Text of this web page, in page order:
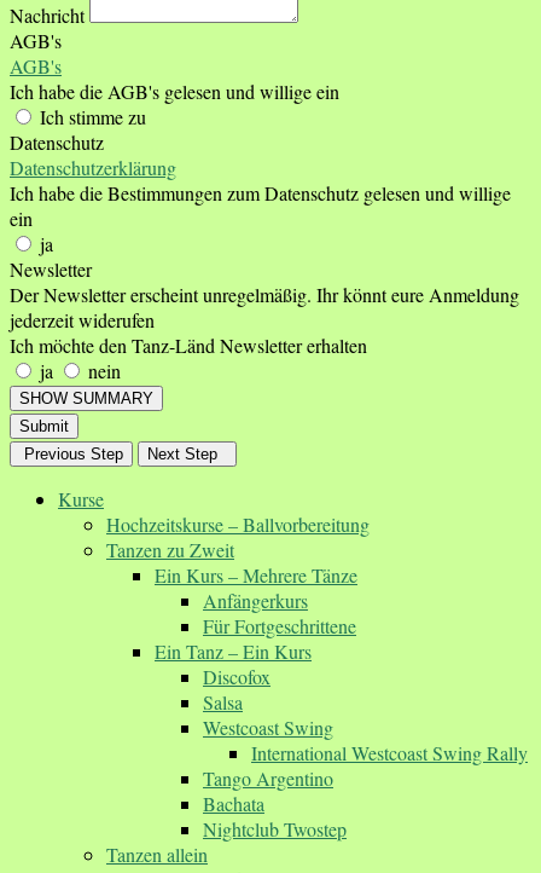
Nachricht
AGB's
AGB's
Ich habe die AGB's gelesen und willige ein
Ich stimme zu
Datenschutz
Datenschutzerklärung
Ich habe die Bestimmungen zum Datenschutz gelesen und willige
ein
ja
Newsletter
Der Newsletter erscheint unregelmäßig. Ihr könnt eure Anmeldung
jederzeit widerufen
Ich möchte den Tanz-Länd Newsletter erhalten
ja
nein
SHOW SUMMARY
Submit
Previous Step
Next Step
Kurse
Hochzeitskurse – Ballvorbereitung
Tanzen zu Zweit
Ein Kurs – Mehrere Tänze
Anfängerkurs
Für Fortgeschrittene
Ein Tanz – Ein Kurs
Discofox
Salsa
Westcoast Swing
International Westcoast Swing Rally
Tango Argentino
Bachata
Nightclub Twostep
Tanzen allein